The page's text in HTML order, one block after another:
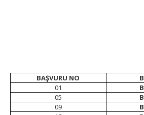
BAŞVURU NO
01
05
09